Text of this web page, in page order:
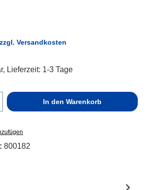
Versandkosten
Lieferzeit: 1-3 Tage
Gib den gewünschten
In den Warenkorb
800182